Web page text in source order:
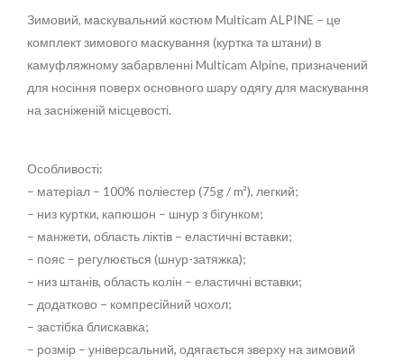
Зимовий, маскувальний костюм Multicam ALPINE – це
комплект зимового маскування (куртка та штани) в
камуфляжному забарвленні Multicam Alpine, призначений
для носіння поверх основного шару одягу для маскування
на засніженій місцевості.
Особливості:
– матеріал – 100% поліестер (75g / m²), легкий;
– низ куртки, капюшон – шнур з бігунком;
– манжети, область ліктів – еластичні вставки;
– пояс – регулюється (шнур-затяжка);
– низ штанів, область колін – еластичні вставки;
– додатково – компресійний чохол;
– застібка блискавка;
– розмір – універсальний, одягається зверху на зимовий